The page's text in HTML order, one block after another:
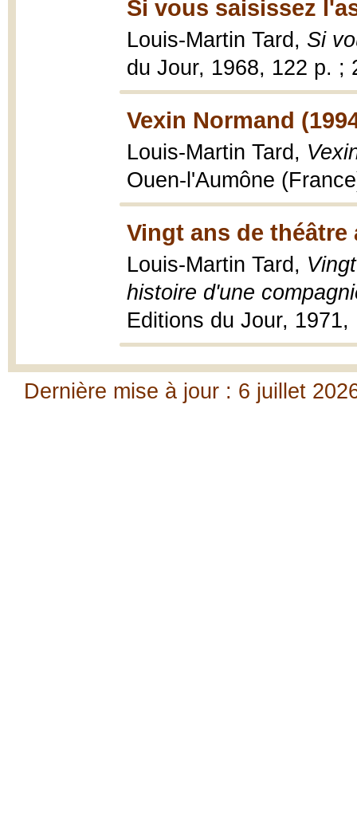
Si vous saisissez
Louis-Martin Tard, Si
du Jour, 1968, 122 p. ;
Vexin Normand
Louis-Martin Tard,
Ouen-l'Aumône
Vingt ans de théâtre
Louis-Martin Tard,
histoire d'une
Editions du Jour,
Dernière mise à jour : 6 juillet